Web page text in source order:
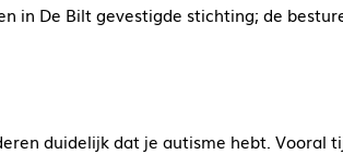
in De Bilt gevestigde stichting; de
duidelijk dat je autisme hebt. Vooral